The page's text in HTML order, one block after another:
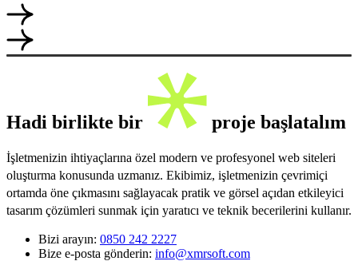
Hadi birlikte bir proje başlatalım
İşletmenizin ihtiyaçlarına özel modern ve profesyonel web siteleri
oluşturma konusunda uzmanız. Ekibimiz, işletmenizin çevrimiçi
ortamda öne çıkmasını sağlayacak pratik ve görsel açıdan etkileyici
tasarım çözümleri sunmak için yaratıcı ve teknik becerilerini kullanır.
Bizi arayın: 0850 242 2227
Bize e-posta gönderin: info@xmrsoft.com